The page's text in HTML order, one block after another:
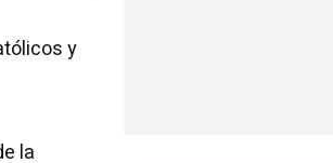
y
la